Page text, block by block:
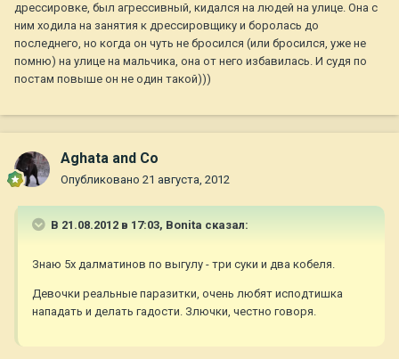
дрессировке, был агрессивный, кидался на людей на улице. Она с
ним ходила на занятия к дрессировщику и боролась до
последнего, но когда он чуть не бросился (или бросился, уже не
помню) на улице на мальчика, она от него избавилась. И судя по
постам повыше он не один такой)))
Aghata and Co
Опубликовано 21 августа, 2012
В 21.08.2012 в 17:03, Bonita сказал:
Знаю 5х далматинов по выгулу - три суки и два кобеля.
Девочки реальные паразитки, очень любят исподтишка
нападать и делать гадости. Злючки, честно говоря.